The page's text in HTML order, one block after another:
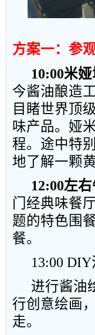
方案一：参
10:00米
今酱油酿造
目睹世界顶
味产品。娅
程。途中特
地了解一颗
12:00左右
门经典味餐
题的特色围
餐。
13:00 DIY
进行酱油
行创意绘画，
走。